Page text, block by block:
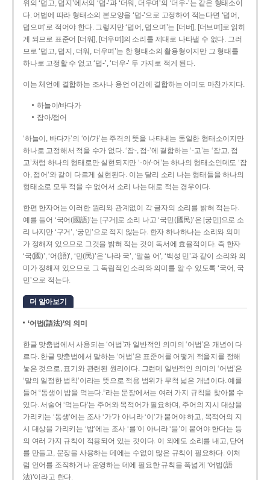
위의 ‘덥고, 덥지’에서의 ‘덥-­’과 ‘더워, 더우며’의 ‘더우-­’는 같은 형태소이
다. 어법에 따라 형태소의 본모양을 ‘덥-­’으로 고정하여 적는다면 ‘덥어,
덥으며’로 적어야 한다. 그렇지만 ‘덥어, 덥으며’는 [더버], [더브며]로 읽히
게 되므로 표준어 [더워], [더우며]의 소리를 제대로 나타낼 수 없다. 그러
므로 ‘덥고, 덥지, 더워, 더우며’는 한 형태소의 활용형이지만 그 형태를
하나로 고정할 수 없고 ‘덥-’, ‘더우-’ 두 가지로 적게 된다.
이는 체언에 결합하는 조사나 용언 어간에 결합하는 어미도 마찬가지다.
하늘이/바다가
잡아/접어
‘하늘이, 바다가’의 ‘이/가’는 주격의 뜻을 나타내는 동일한 형태소이지만
하나로 고정해서 적을 수가 없다. ‘잡-, 접-’에 결합하는 ‘-고’는 ‘잡고, 접
고’처럼 하나의 형태로만 실현되지만 ‘-아/-어’는 하나의 형태소인데도 ‘잡
아, 접어’와 같이 다르게 실현된다. 이는 달리 소리 나는 형태들을 하나의
형태소로 모두 적을 수 없어서 소리 나는 대로 적는 경우이다.
한편 한자어는 이러한 원리와 관계없이 각 글자의 소리를 밝혀 적는다.
예를 들어 ‘국어(國語)’는 [구거]로 소리 나고 ‘국민(國民)’은 [궁민]으로 소
리 나지만 ‘구거’, ‘궁민’으로 적지 않는다. 한자 하나하나는 소리와 의미
가 정해져 있으므로 그것을 밝혀 적는 것이 독서에 효율적이다. 즉 한자
‘국(國)’, ‘어(語)’, ‘민(民)’은 ‘나라 국’, ‘말씀 어’, ‘백성 민’과 같이 소리와 의
미가 정해져 있으므로 그 독립적인 소리와 의미를 알 수 있도록 ‘국어, 국
민’으로 적는다.
더 알아보기
‘어법(語法)’의 의미
한글 맞춤법에서 사용되는 ‘어법’과 일반적인 의미의 ‘어법’은 개념이 다
르다. 한글 맞춤법에서 말하는 ‘어법’은 표준어를 어떻게 적을지를 정해
놓은 것으로, 표기와 관련된 원리이다. 그런데 일반적인 의미의 ‘어법’은
‘말의 일정한 법칙’이라는 뜻으로 적용 범위가 무척 넓은 개념이다. 예를
들어 “동생이 밥을 먹는다.”라는 문장에서는 여러 가지 규칙을 찾아볼 수
있다. 서술어 ‘먹는다’는 주어와 목적어가 필요하며, 주어의 지시 대상을
가리키는 ‘동생’에는 조사 ‘가’가 아니라 ‘이’가 붙어야 하고, 목적어의 지
시 대상을 가리키는 ‘밥’에는 조사 ‘를’이 아니라 ‘을’이 붙어야 한다는 등
의 여러 가지 규칙이 적용되어 있는 것이다. 이 외에도 소리를 내고, 단어
를 만들고, 문장을 사용하는 데에는 수없이 많은 규칙이 필요하다. 이처
럼 언어를 조직하거나 운영하는 데에 필요한 규칙을 폭넓게 ‘어법(語
法)’이라고 한다.